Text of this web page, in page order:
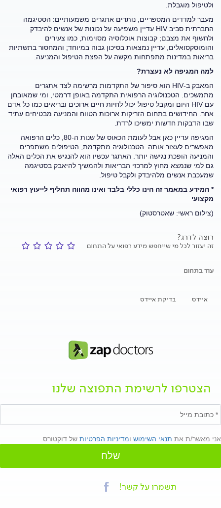
ולטיפול מוגבלת.
מעבר למדדים המספריים, נותרים אתגרים משמעותיים: הסטיגמה
החברתית סביב HIV עדיין משפיעה על נכונות של אנשים להיבדק
ולחשוף את מצבם; קבוצות אוכלוסיה מסוימות, כמו צעירים
והומוסקסואלים, עדיין נמצאות בסיכון גבוה במיוחד; והמחסור בתשתיות
בריאות במדינות מתפתחות מקשה על הפצת הטיפול והמניעה.
למה המגיפה לא נעצרת?
המאבק ב-HIV הוא סיפור של התקדמות מרשימה לצד אתגרים
מתמשכים. הטכנולוגיה הרפואית התקדמה באופן דרמטי, ומי שמאובחן
עם HIV היום ומקבל טיפול יכול לחיות חיים ארוכים ובריאים כמו כל אדם
אחר. החידושים בתחום הזריקות ארוכות הטווח והמניעה מבטיחים עתיד
שבו הדבקות חדשות ימשיכו לרדת.
המגיפה עדיין כאן אבל לעומת הכאוס של שנות ה-80, כלים הרפואה
מאפשרים לעצור אותה. הטכנולוגיה מתקדמת, הטיפולים משתפרים
והמניעה הופכת נגישה יותר. האתגר עכשיו הוא להנגיש את הכלים האלה
גם למי שנמצא מחוץ למרכזי הבריאות ולהמשיך להיאבק בסטיגמה
שמעכבת אנשים מלהיבדק ולקבל טיפול.
* המידע במאמר זה הינו כללי בלבד ואינו מהווה תחליף לייעוץ רפואי
מקצועי
(צילום ראשי: שאטרסטוק)
רוצה לדרג?
זה יעזור לכל מי שייחפש מידע רפואי על התחום
עוד בתחום
איידס בדיקת איידס
הצטרפו לרשימת התפוצה שלנו
אני מאשר/ת את תנאי השימוש ומדיניות הפרטיות של דוקטורס
שלח
תשמרו על קשר!